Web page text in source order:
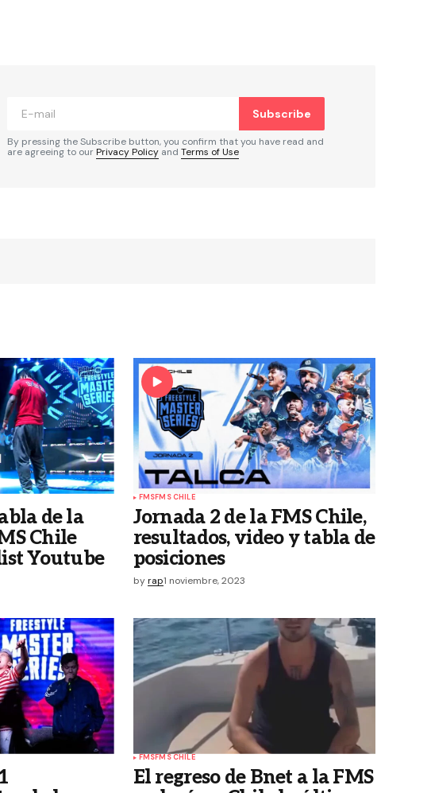
Subscribe
By pressing the Subscribe button, you confirm that you have read and
are agreeing to ourPrivacy Policy and Terms of Use
de la
Chile
Youtube
FMSFMS CHILE
Jornada 2 de la FMS Chile,
resultados, video y tabla de
posiciones
by rap1 noviembre, 2023
FMSFMS CHILE
El regreso de Bnet a la FMS